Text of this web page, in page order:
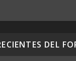
DEL